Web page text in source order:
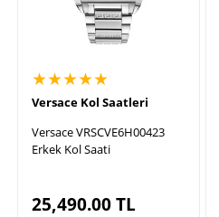
★★★★★
Versace Kol Saatleri
Versace VRSCVE6H00423
Erkek Kol Saati
25,490.00TL